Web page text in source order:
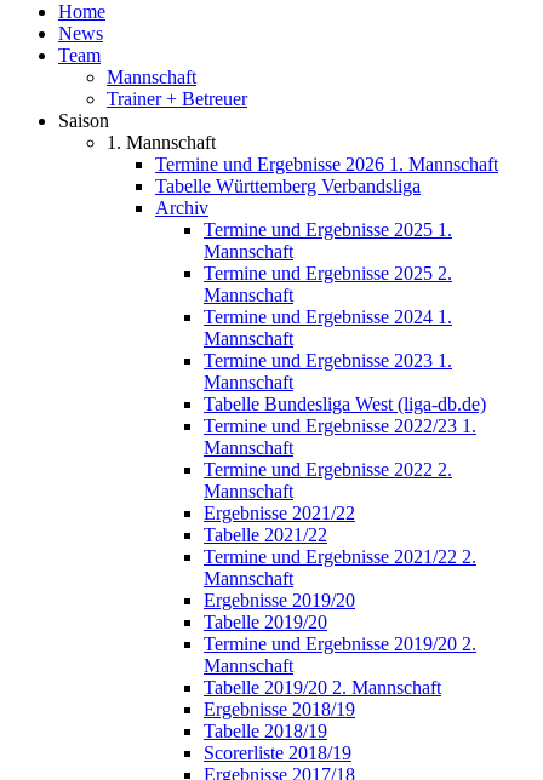
Home
News
Team
Mannschaft
Trainer + Betreuer
Saison
1. Mannschaft
Termine und Ergebnisse 2026 1. Mannschaft
Tabelle Württemberg Verbandsliga
Archiv
Termine und Ergebnisse 2025 1.
Mannschaft
Termine und Ergebnisse 2025 2.
Mannschaft
Termine und Ergebnisse 2024 1.
Mannschaft
Termine und Ergebnisse 2023 1.
Mannschaft
Tabelle Bundesliga West (liga-db.de)
Termine und Ergebnisse 2022/23 1.
Mannschaft
Termine und Ergebnisse 2022 2.
Mannschaft
Ergebnisse 2021/22
Tabelle 2021/22
Termine und Ergebnisse 2021/22 2.
Mannschaft
Ergebnisse 2019/20
Tabelle 2019/20
Termine und Ergebnisse 2019/20 2.
Mannschaft
Tabelle 2019/20 2. Mannschaft
Ergebnisse 2018/19
Tabelle 2018/19
Scorerliste 2018/19
Ergebnisse 2017/18